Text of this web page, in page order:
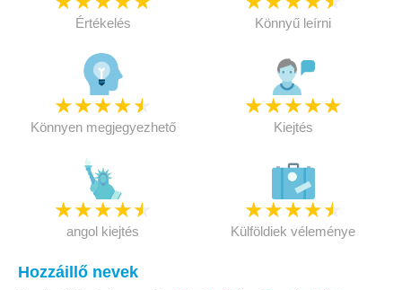
Értékelés Könnyű leírni
★★★★★
Könnyen megjegyezhető
★★★★★
Kiejtés
★★★★★
angol kiejtés
★★★★★
Külföldiek véleménye
Hozzáillő nevek